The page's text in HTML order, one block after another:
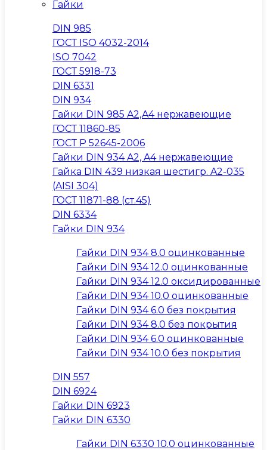
Гайки
DIN 985
ГОСТ ISO 4032-2014
ISO 7042
ГОСТ 5918-73
DIN 6331
DIN 934
Гайки DIN 985 A2,A4 нержавеющие
ГОСТ 11860-85
ГОСТ Р 52645-2006
Гайки DIN 934 A2, A4 нержавеющие
Гайка DIN 439 низкая шестигр. A2-035
(AISI 304)
ГОСТ 11871-88 (ст.45)
DIN 6334
Гайки DIN 934
Гайки DIN 934 8.0 оцинкованные
Гайки DIN 934 12.0 оцинкованные
Гайки DIN 934 12.0 оксидированные
Гайки DIN 934 10.0 оцинкованные
Гайки DIN 934 6.0 без покрытия
Гайки DIN 934 8.0 без покрытия
Гайки DIN 934 6.0 оцинкованные
Гайки DIN 934 10.0 без покрытия
DIN 557
DIN 6924
Гайки DIN 6923
Гайки DIN 6330
Гайки DIN 6330 10.0 оцинкованные